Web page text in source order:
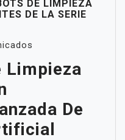
DE LIMPIEZA
DE LA SERIE
Limpieza
De